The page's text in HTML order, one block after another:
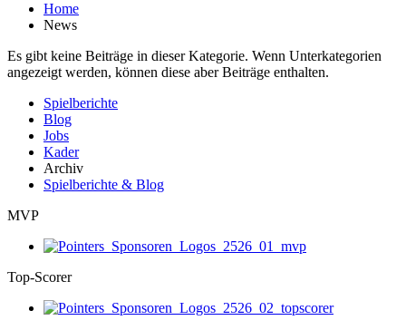
Home
News
Es gibt keine Beiträge in dieser Kategorie. Wenn Unterkategorien
angezeigt werden, können diese aber Beiträge enthalten.
Spielberichte
Blog
Jobs
Kader
Archiv
Spielberichte & Blog
MVP
Top-Scorer